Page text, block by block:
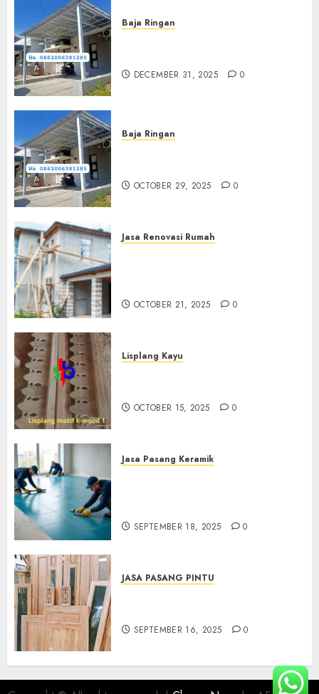
Baja Ringan
DECEMBER 31, 2025 0
Baja Ringan
OCTOBER 29, 2025 0
Jasa Renovasi Rumah
OCTOBER 21, 2025 0
Lisplang Kayu
OCTOBER 15, 2025 0
Jasa Pasang Keramik
SEPTEMBER 18, 2025 0
JASA PASANG PINTU
SEPTEMBER 16, 2025 0